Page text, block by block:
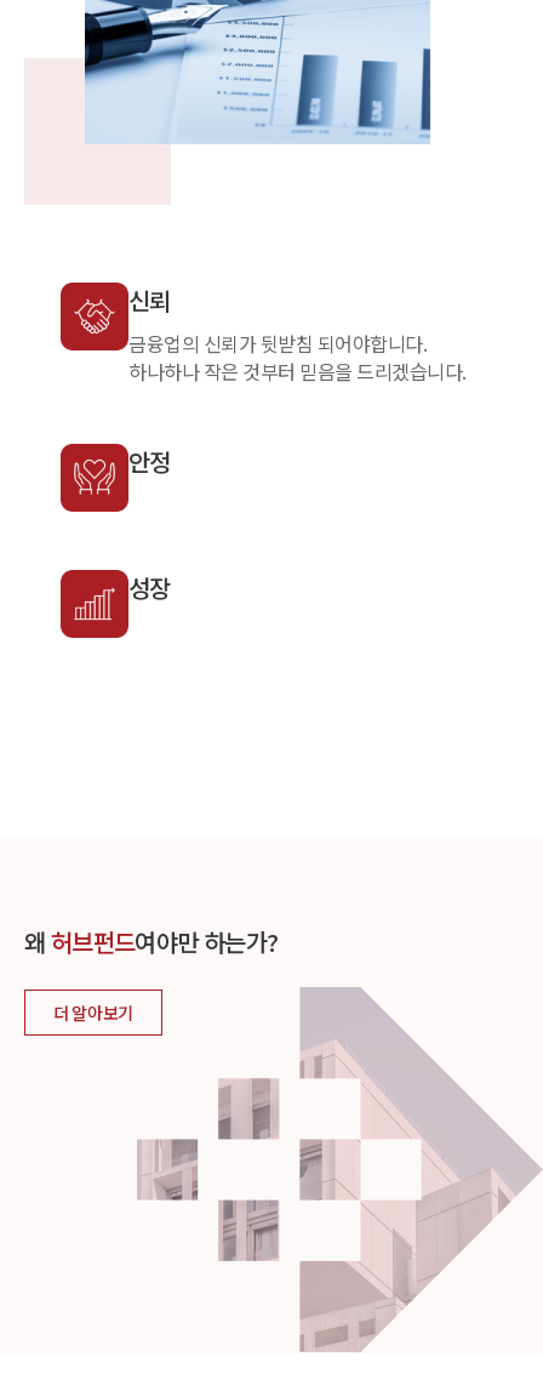
신뢰
금융업의 신뢰가 뒷받침 되어야합니다.
하나하나 작은 것부터 믿음을 드리겠습니다.
안정
성장
왜허브펀드여야만 하는가?
더 알아보기